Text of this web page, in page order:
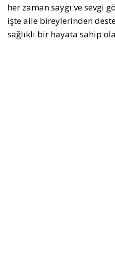
her zaman saygı ve sevgi
işte aile bireylerinden
sağlıklı bir hayata sahip